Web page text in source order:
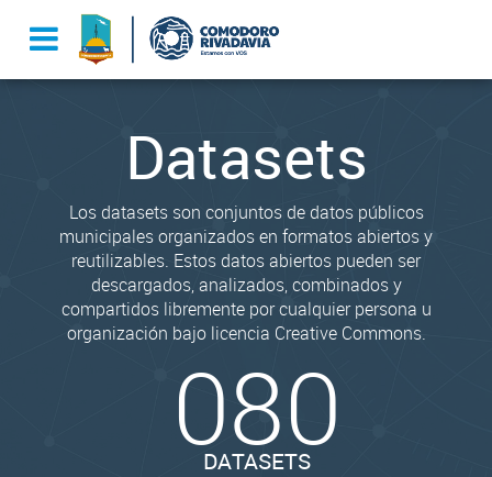
Datasets
Los datasets son conjuntos de datos públicos
municipales organizados en formatos abiertos y
reutilizables. Estos datos abiertos pueden ser
descargados, analizados, combinados y
compartidos libremente por cualquier persona u
organización bajo licencia Creative Commons.
080
DATASETS